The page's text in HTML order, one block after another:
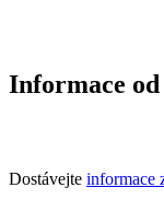
Informace od
Dostávejte informace